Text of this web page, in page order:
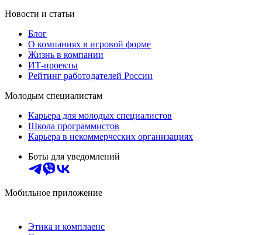
Новости и статьи
Блог
О компаниях в игровой форме
Жизнь в компании
ИТ-проекты
Рейтинг работодателей России
Молодым специалистам
Карьера для молодых специалистов
Школа программистов
Карьера в некоммерческих организациях
Боты для уведомлений
Мобильное приложение
Этика и комплаенс